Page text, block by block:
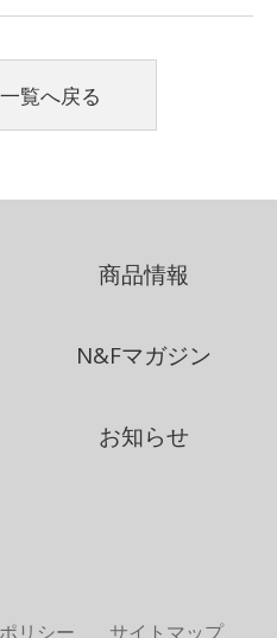
覧へ戻る
商品情報
N&Fマガジン
お知らせ
リシー サイトマップ